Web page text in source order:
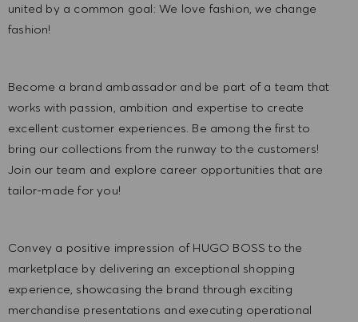
united by a common goal: We love fashion, we change
fashion!
Become a brand ambassador and be part of a team that
works with passion, ambition and expertise to create
excellent customer experiences. Be among the first to
bring our collections from the runway to the customers!
Join our team and explore career opportunities that are
tailor-made for you!
Convey a positive impression of HUGO BOSS to the
marketplace by delivering an exceptional shopping
experience, showcasing the brand through exciting
merchandise presentations and executing operational